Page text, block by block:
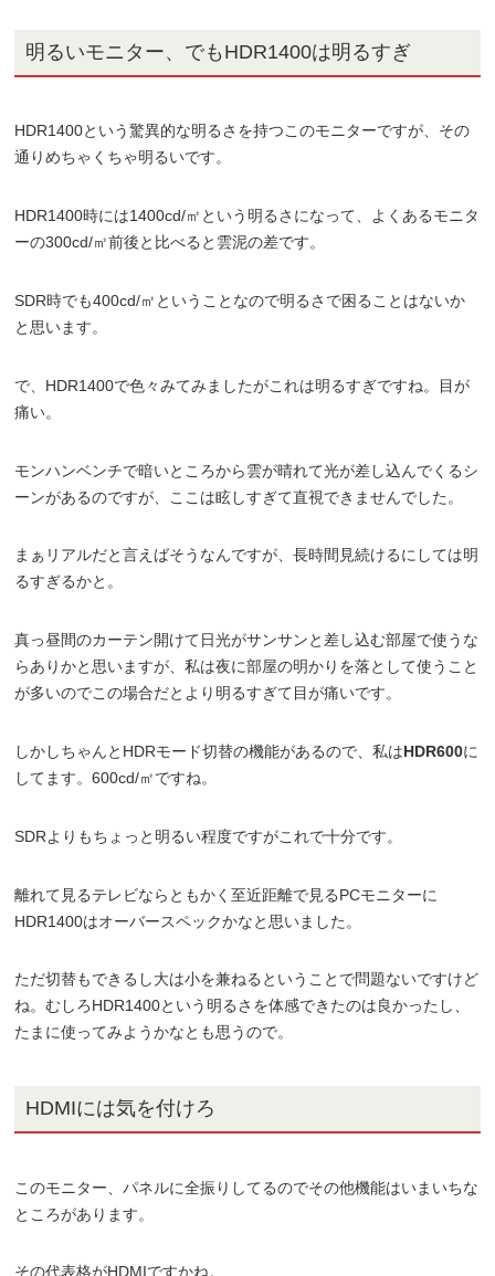
明るいモニター、でもHDR1400は明るすぎ
HDR1400という驚異的な明るさを持つこのモニターですが、その
通りめちゃくちゃ明るいです。
HDR1400時には1400cd/㎡という明るさになって、よくあるモニタ
ーの300cd/㎡前後と比べると雲泥の差です。
SDR時でも400cd/㎡ということなので明るさで困ることはないか
と思います。
で、HDR1400で色々みてみましたがこれは明るすぎですね。目が
痛い。
モンハンベンチで暗いところから雲が晴れて光が差し込んでくるシ
ーンがあるのですが、ここは眩しすぎて直視できませんでした。
まぁリアルだと言えばそうなんですが、長時間見続けるにしては明
るすぎるかと。
真っ昼間のカーテン開けて日光がサンサンと差し込む部屋で使うな
らありかと思いますが、私は夜に部屋の明かりを落として使うこと
が多いのでこの場合だとより明るすぎて目が痛いです。
しかしちゃんとHDRモード切替の機能があるので、私はHDR600に
してます。600cd/㎡ですね。
SDRよりもちょっと明るい程度ですがこれで十分です。
離れて見るテレビならともかく至近距離で見るPCモニターに
HDR1400はオーバースペックかなと思いました。
ただ切替もできるし大は小を兼ねるということで問題ないですけど
ね。むしろHDR1400という明るさを体感できたのは良かったし、
たまに使ってみようかなとも思うので。
HDMIには気を付けろ
このモニター、パネルに全振りしてるのでその他機能はいまいちな
ところがあります。
その代表格がHDMIですかね。